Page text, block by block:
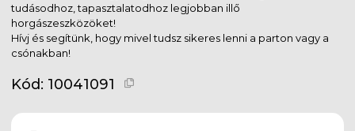
tudásodhoz, tapasztalatodhoz legjobban illő
horgászeszközöket!
Hívj és segítünk, hogy mivel tudsz sikeres lenni a parton vagy a
csónakban!
Kód: 10041091